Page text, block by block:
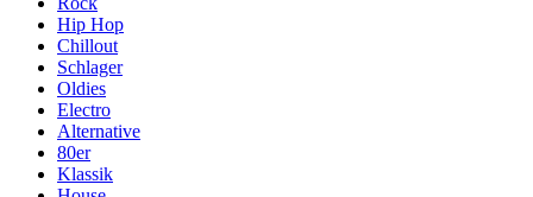
Hip Hop
Chillout
Schlager
Oldies
Electro
Alternative
80er
Klassik